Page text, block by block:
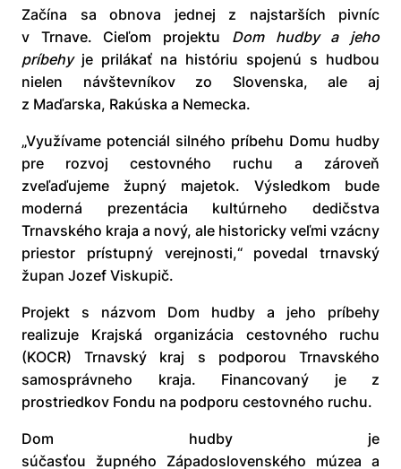
Začína sa obnova jednej z najstarších pivníc
v Trnave. Cieľom projektu Dom hudby a jeho
príbehyje prilákať na históriu spojenú s hudbou
nielen návštevníkov zo Slovenska, ale aj
z Maďarska, Rakúska a Nemecka.
„Využívame potenciál silného príbehu Domu hudby
pre rozvoj cestovného ruchu a zároveň
zveľaďujeme župný majetok. Výsledkom bude
moderná prezentácia kultúrneho dedičstva
Trnavského kraja a nový, ale historicky veľmi vzácny
priestor prístupný verejnosti,“ povedal trnavský
župan Jozef Viskupič.
Projekt s názvom Dom hudby a jeho príbehy
realizuje Krajská organizácia cestovného ruchu
(KOCR) Trnavský kraj s podporou Trnavského
samosprávneho kraja. Financovaný je z
prostriedkov Fondu na podporu cestovného ruchu.
Dom hudby je
súčasťou župného Západoslovenského múzea a